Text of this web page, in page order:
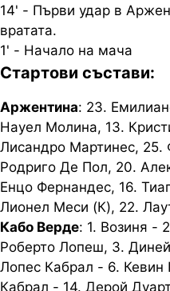
14' - Първи удар в
вратата.
1' - Начало на мача
Стартови състави:
Аржентина: 23.
Науел Молина, 13.
Лисандро Мартинес,
Родриго Де Пол, 20.
Енцо Фернандес, 16.
Лионел Меси (К), 22.
Кабо Верде: 1. Возиня -
Роберто Лопеш, 3.
Лопес Кабрал - 6. Кевин
Кабрал - 14. Дерой